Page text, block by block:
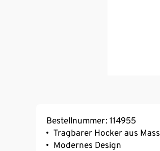
Bestellnummer: 114955
Tragbarer Hocker aus
Modernes Design